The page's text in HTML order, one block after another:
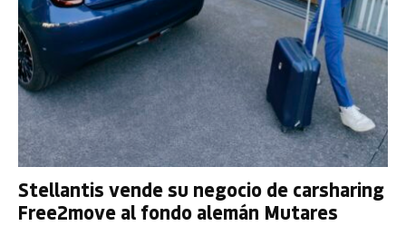
Stellantis vende su negocio de carsharing
Free2move al fondo alemán Mutares